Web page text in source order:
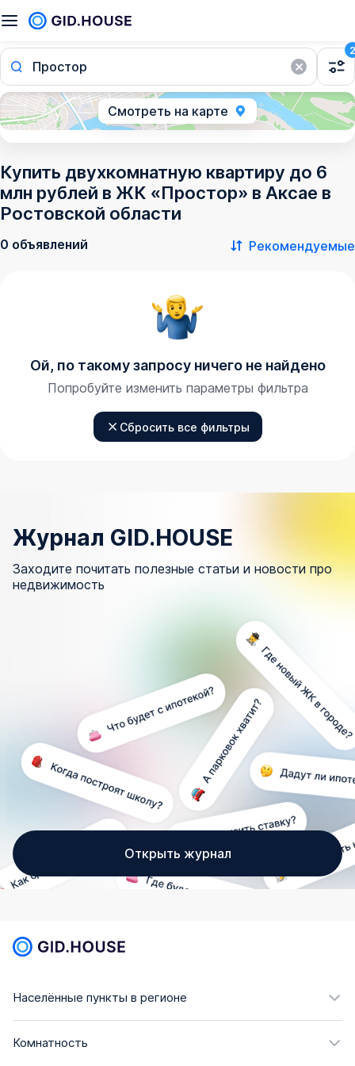
Простор
2
Смотреть на карте
Купить двухкомнатную квартиру до 6
млн рублей в ЖК «Простор» в Аксае в
Ростовской области
0 объявлений Рекомендуемые
Ой, по такому запросу ничего не найдено
Попробуйте изменить параметры фильтра
Сбросить все фильтры
Журнал GID.HOUSE
Заходите почитать полезные статьи и новости про
недвижимость
Открыть журнал
Населённые пункты в регионе
Комнатность